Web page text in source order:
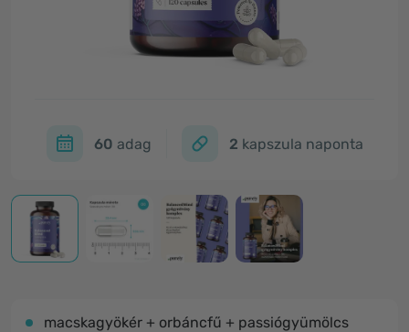
60 adag 2 kapszula naponta
macskagyökér + orbáncfű + passiógyümölcs